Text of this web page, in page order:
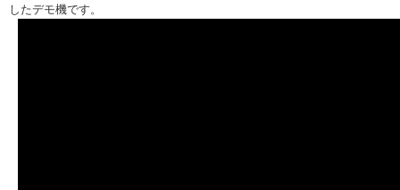
したデモ機です。